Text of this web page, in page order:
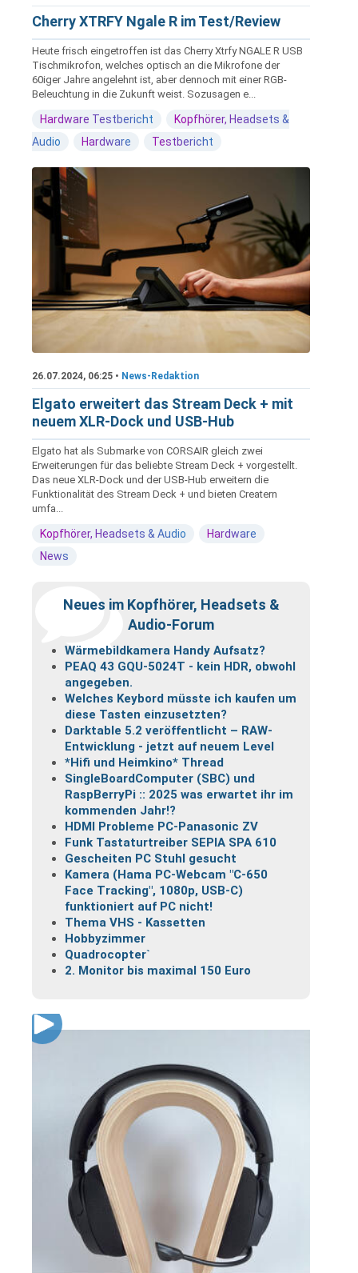
Cherry XTRFY Ngale R im Test/Review
Heute frisch eingetroffen ist das Cherry Xtrfy NGALE R USB
Tischmikrofon, welches optisch an die Mikrofone der
60iger Jahre angelehnt ist, aber dennoch mit einer RGB-
Beleuchtung in die Zukunft weist. Sozusagen e...
Hardware Testbericht
Kopfhörer, Headsets &
Audio
Hardware Testbericht
26.07.2024, 06:25 • News-Redaktion
Elgato erweitert das Stream Deck + mit
neuem XLR-Dock und USB-Hub
Elgato hat als Submarke von CORSAIR gleich zwei
Erweiterungen für das beliebte Stream Deck + vorgestellt.
Das neue XLR-Dock und der USB-Hub erweitern die
Funktionalität des Stream Deck + und bieten Creatern
umfa...
Kopfhörer, Headsets & Audio
Hardware
News
Neues im Kopfhörer, Headsets &
Audio-Forum
Wärmebildkamera Handy Aufsatz?
PEAQ 43 GQU-5024T - kein HDR, obwohl
angegeben.
Welches Keybord müsste ich kaufen um
diese Tasten einzusetzten?
Darktable 5.2 veröffentlicht – RAW-
Entwicklung - jetzt auf neuem Level
*Hifi und Heimkino* Thread
SingleBoardComputer (SBC) und
RaspBerryPi :: 2025 was erwartet ihr im
kommenden Jahr!?
HDMI Probleme PC-Panasonic ZV
Funk Tastaturtreiber SEPIA SPA 610
Gescheiten PC Stuhl gesucht
Kamera (Hama PC-Webcam "C-650
Face Tracking", 1080p, USB-C)
funktioniert auf PC nicht!
Thema VHS - Kassetten
Hobbyzimmer
Quadrocopter`
2. Monitor bis maximal 150 Euro